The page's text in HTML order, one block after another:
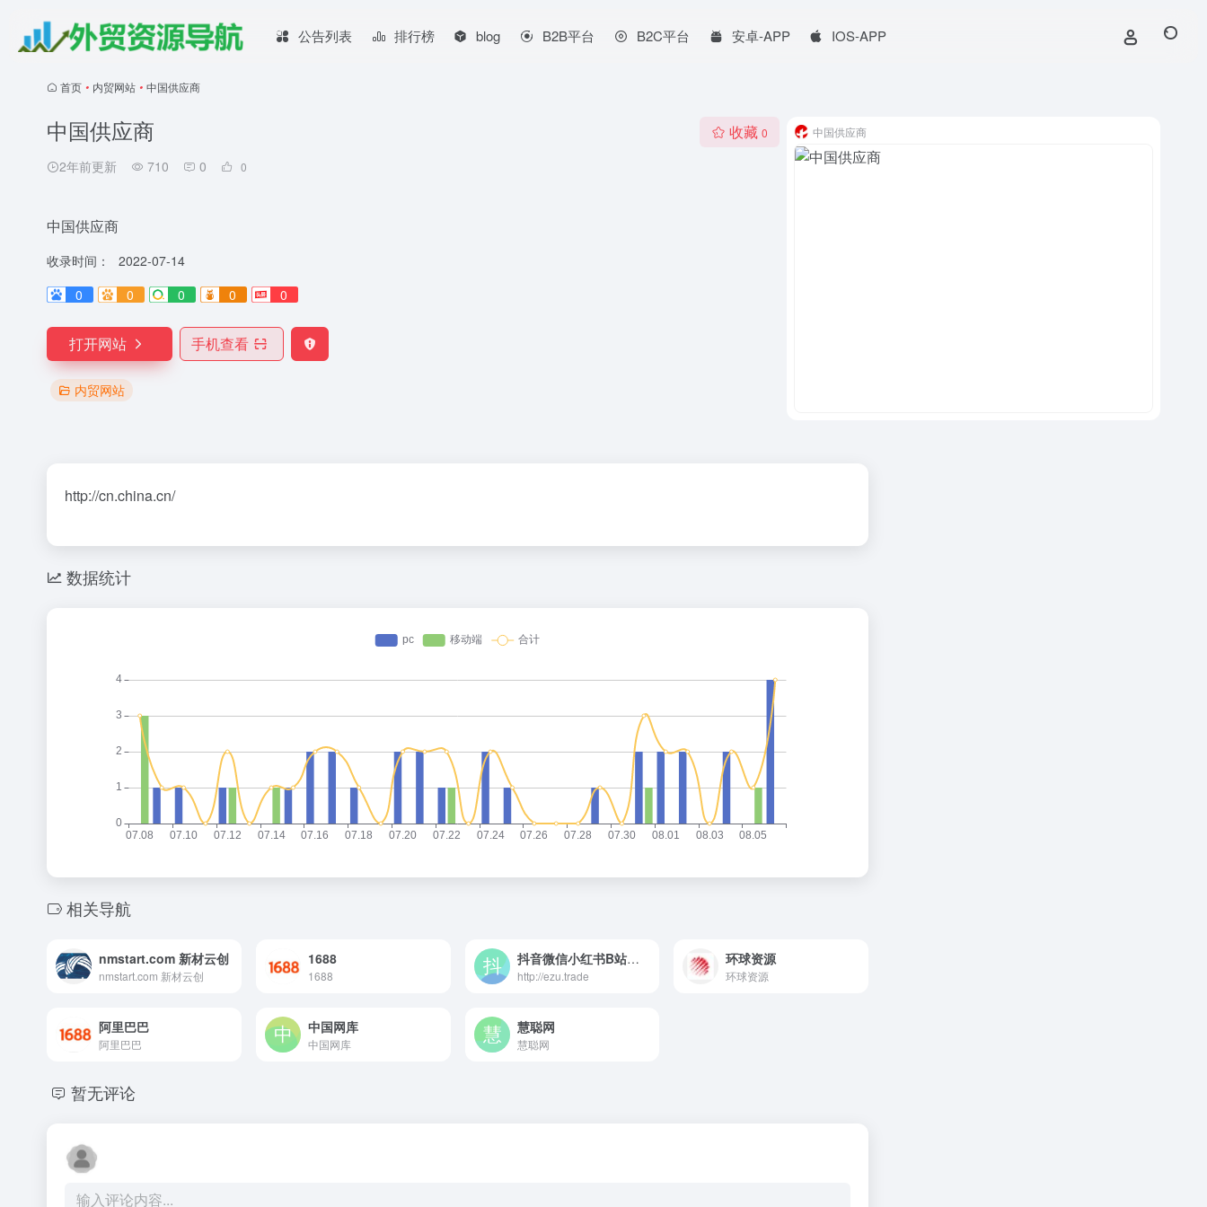
公告列表 排行榜 blog B2B平台 B2C平台 安卓-APP IOS-APP
首页 • 内贸网站 • 中国供应商
中国供应商
2年前更新 710 0 0
收藏 0
中国供应商
收录时间：
2022-07-14
0
0 0 0 0
打开网站 手机查看
内贸网站
中国供应商
http://cn.china.cn/
数据统计
相关导航
nmstart.com 新材云创
nmstart.com 新材云创
1688
1688
抖音微信小红书B站加粉点赞投票
http://ezu.trade
环球资源
环球资源
阿里巴巴
阿里巴巴
中国网库
中国网库
慧聪网
慧聪网
暂无评论